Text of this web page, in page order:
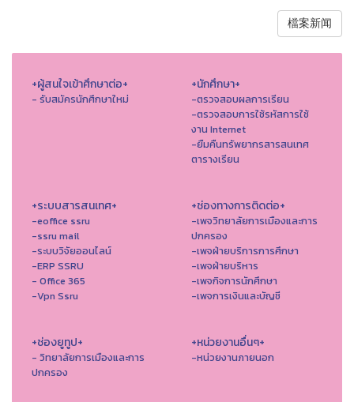
檔案新闻
+ผู้สนใจเข้าศึกษาต่อ+
- รับสมัครนักศึกษาใหม่
+นักศึกษา+
-ตรวจสอบผลการเรียน
-ตรวจสอบการใช้รหัสการใช้
งาน Internet
-ยืมคืนทรัพยากรสารสนเทศ
ตารางเรียน
+ระบบสารสนเทศ+
-eoffice ssru
-ssru mail
-ระบบวิจัยออนไลน์
-ERP SSRU
- Office 365
-Vpn Ssru
+ช่องทางการติดต่อ+
-เพจวิทยาลัยการเมืองและการ
ปกครอง
-เพจฝ่ายบริการการศึกษา
-เพจฝ่ายบริหาร
-เพจกิจการนักศึกษา
-เพจการเงินและบัญชี
+ช่องยูทูป+
- วิทยาลัยการเมืองและการ
ปกครอง
+หน่วยงานอื่นๆ+
-หน่วยงานภายนอก